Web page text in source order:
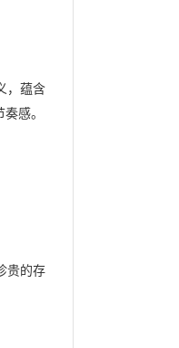
，蕴含
感。
贵的存